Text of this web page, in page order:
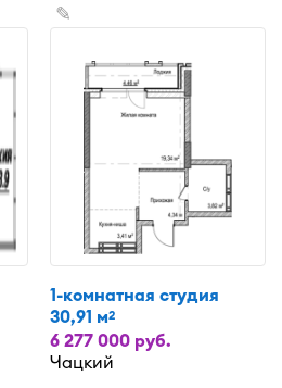
✎
1-комнатная студия
30,91 м2
6 277 000 руб.
Чацкий